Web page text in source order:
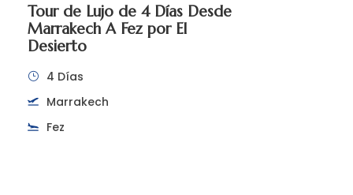
Tour de Lujo de 4 Días Desde
Marrakech A Fez por El
Desierto
4 Días
Marrakech
Fez